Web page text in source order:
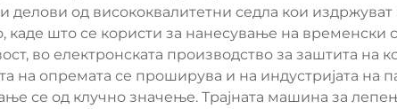
од висококвалитетни седла кои
што се користи за нанесување на временски
во електронската производство за заштита на
на опремата се проширува и на индустријата на
се од клучно значење. Трајната машина за